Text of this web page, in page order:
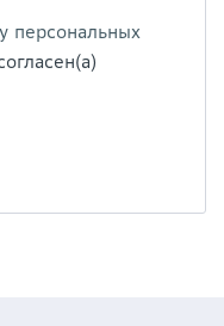
персональных